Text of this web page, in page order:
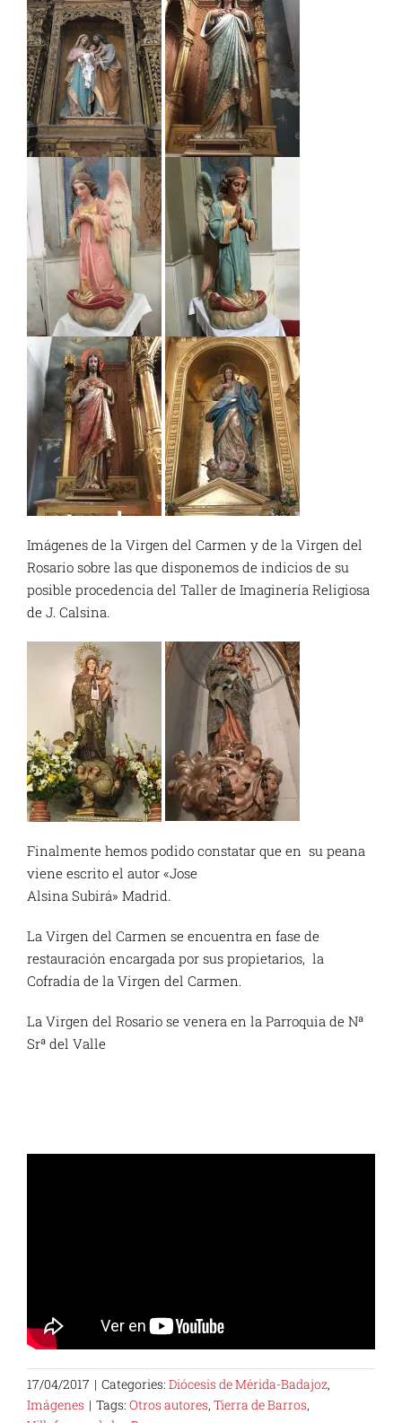
Imágenes de la Virgen del Carmen y de la Virgen del
Rosario sobre las que disponemos de indicios de su
posible procedencia del Taller de Imaginería Religiosa
de J. Calsina.
Finalmente hemos podido constatar que en su peana
viene escrito el autor «Jose
Alsina Subirá» Madrid.
La Virgen del Carmen se encuentra en fase de
restauración encargada por sus propietarios, la
Cofradía de la Virgen del Carmen.
La Virgen del Rosario se venera en la Parroquia de Nª
Srª del Valle
17/04/2017 | Categories: Diócesis de Mérida-Badajoz,
Imágenes | Tags: Otros autores, Tierra de Barros,